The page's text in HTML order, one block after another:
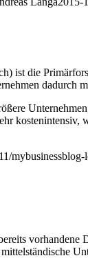
ist die
dadurch